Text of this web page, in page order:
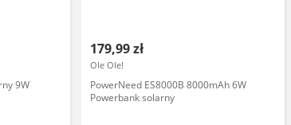
9W
179,99 zł
Ole Ole!
PowerNeed ES8000B 8000mAh 6W
Powerbank solarny